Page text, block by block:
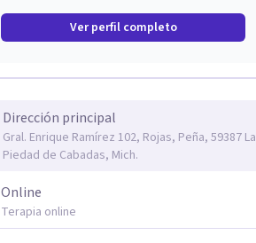
Ver perfil completo
Dirección principal
Gral. Enrique Ramírez 102, Rojas, Peña, 59387 La
Piedad de Cabadas, Mich.
Online
Terapia online